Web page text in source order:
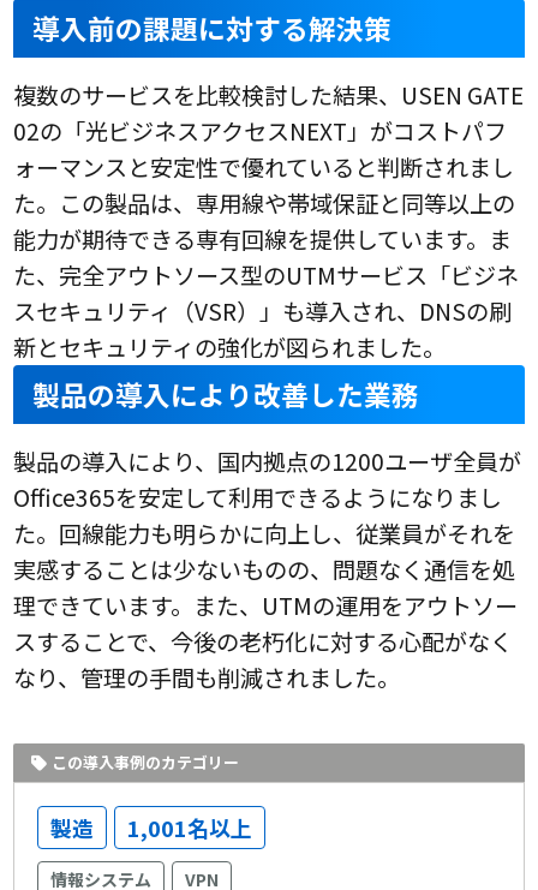
導入前の課題に対する解決策
複数のサービスを比較検討した結果、USEN GATE
02の「光ビジネスアクセスNEXT」がコストパフ
ォーマンスと安定性で優れていると判断されまし
た。この製品は、専用線や帯域保証と同等以上の
能力が期待できる専有回線を提供しています。ま
た、完全アウトソース型のUTMサービス「ビジネ
スセキュリティ（VSR）」も導入され、DNSの刷
新とセキュリティの強化が図られました。
製品の導入により改善した業務
製品の導入により、国内拠点の1200ユーザ全員が
Office365を安定して利用できるようになりまし
た。回線能力も明らかに向上し、従業員がそれを
実感することは少ないものの、問題なく通信を処
理できています。また、UTMの運用をアウトソー
スすることで、今後の老朽化に対する心配がなく
なり、管理の手間も削減されました。
この導入事例のカテゴリー
製造 1,001名以上
情報システム VPN